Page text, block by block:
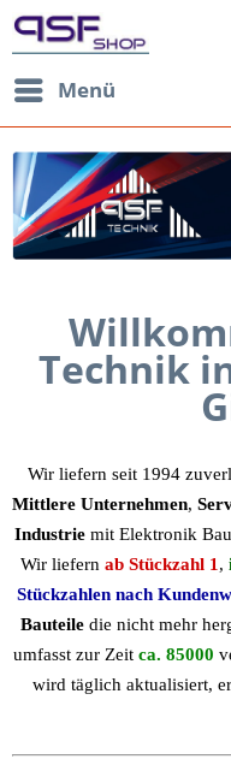
Menü
Technik
Wir liefern seit 1994
Mittlere Unternehmen,
Industrie mit Elektronik
Wir liefern ab Stückzahl 1 ,
Stückzahlen nach
Bauteiledie nicht mehr
umfasst zur Zeit ca. 85000
wird täglich aktualisiert,